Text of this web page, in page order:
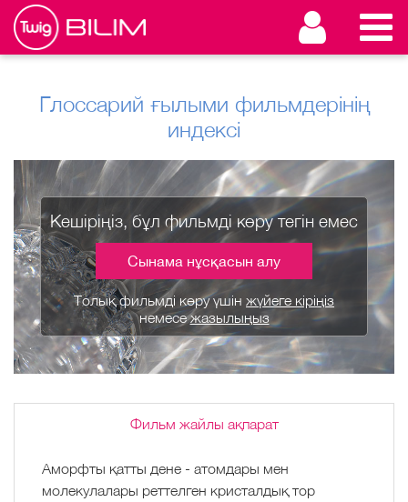
Глоссарий ғылыми фильмдерінің
индексі
Кешіріңіз, бұл фильмді көру тегін емес
Сынама нұсқасын алу
Толық фильмді көру үшін жүйеге кіріңіз
немесежазылыңыз
Фильм жайлы ақпарат
Аморфты қатты дене - атомдары мен
молекулалары реттелген кристалдық тор